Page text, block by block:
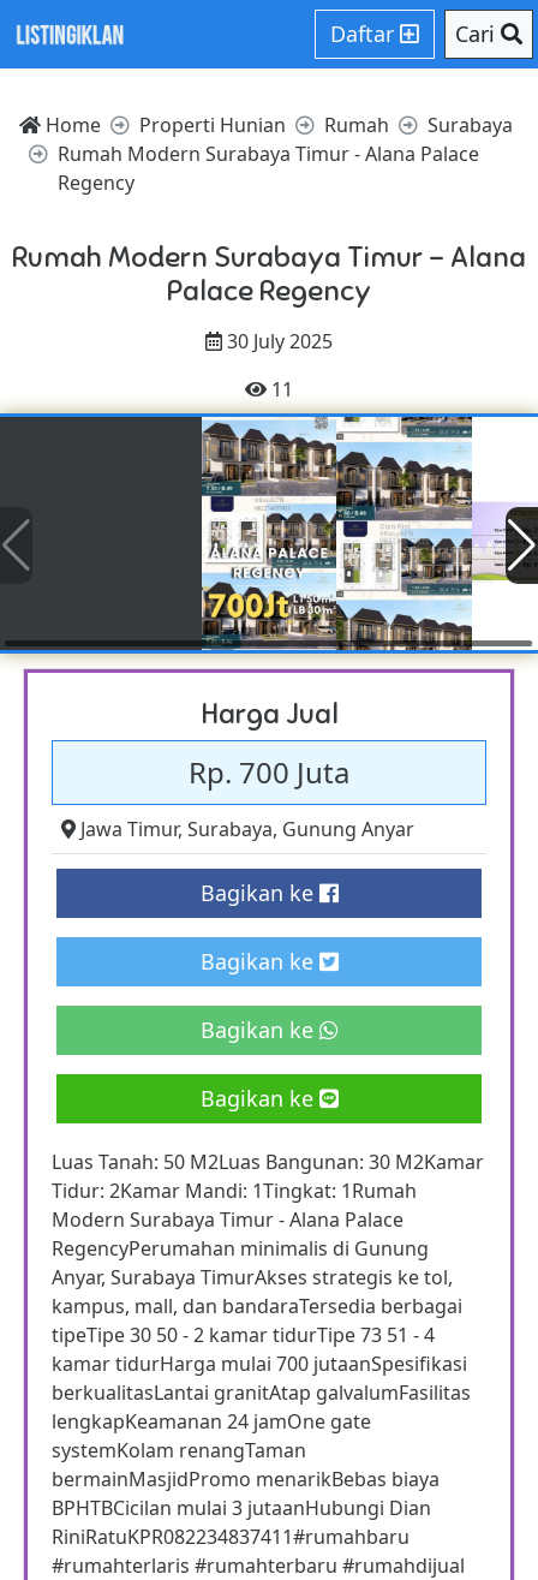
Daftar Cari
Home Properti Hunian Rumah
Surabaya
Rumah Modern Surabaya Timur - Alana Palace
Regency
Rumah Modern Surabaya Timur - Alana
Palace Regency
30 July 2025
11
Harga Jual
Rp. 700 Juta
Jawa Timur, Surabaya, Gunung Anyar
Bagikan ke
Bagikan ke
Bagikan ke
Bagikan ke
Luas Tanah: 50 M2Luas Bangunan: 30 M2Kamar
Tidur: 2Kamar Mandi: 1Tingkat: 1Rumah
Modern Surabaya Timur - Alana Palace
RegencyPerumahan minimalis di Gunung
Anyar, Surabaya TimurAkses strategis ke tol,
kampus, mall, dan bandaraTersedia berbagai
tipeTipe 30 50 - 2 kamar tidurTipe 73 51 - 4
kamar tidurHarga mulai 700 jutaanSpesifikasi
berkualitasLantai granitAtap galvalumFasilitas
lengkapKeamanan 24 jamOne gate
systemKolam renangTaman
bermainMasjidPromo menarikBebas biaya
BPHTBCicilan mulai 3 jutaanHubungi Dian
RiniRatuKPR082234837411#rumahbaru
#rumahterlaris #rumahterbaru #rumahdijual